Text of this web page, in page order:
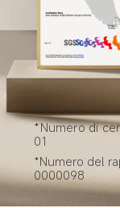
*Numero di
01
*Numero del
0000098